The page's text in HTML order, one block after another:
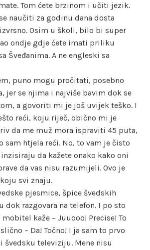
Tom ćete brzinom i učiti jezik.
naučiti za godinu dana dosta
Osim u školi, bilo bi super
ondje gdje ćete imati priliku
Šveđanima. A ne engleski sa
puno mogu pročitati, posebno
jer se njima i najviše bavim dok se
a govoriti mi je još uvijek teško. I
reći, koju riječ, obično mi je
da me muž mora ispraviti 45 puta,
sam htjela reći. No, to vam je čisto
inzisiraju da kažete onako kako oni
da vas nisu razumijeli. Ovo je
svi znaju.
pjesmice, špice švedskih
razgovara na telefon. I po sto
kaže – Juuooo! Precise! To
– Da! Točno! I ja sam to prvo
švedsku televiziju. Mene nisu